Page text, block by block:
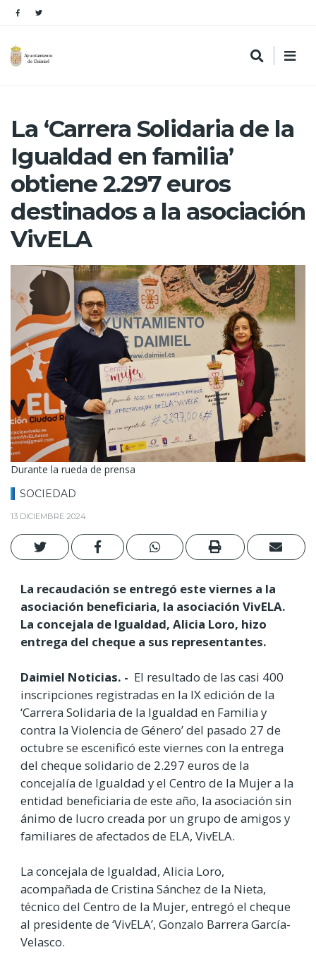
La ‘Carrera Solidaria de la
Igualdad en familia’
obtiene 2.297 euros
destinados a la asociación
VivELA
Durante la rueda de prensa
SOCIEDAD
13 DICIEMBRE 2024
La recaudación se entregó este viernes a la
asociación beneficiaria, la asociación VivELA.
La concejala de Igualdad, Alicia Loro, hizo
entrega del cheque a sus representantes.
Daimiel Noticias. - El resultado de las casi 400
inscripciones registradas en la IX edición de la
‘Carrera Solidaria de la Igualdad en Familia y
contra la Violencia de Género’ del pasado 27 de
octubre se escenificó este viernes con la entrega
del cheque solidario de 2.297 euros de la
concejalía de Igualdad y el Centro de la Mujer a la
entidad beneficiaria de este año, la asociación sin
ánimo de lucro creada por un grupo de amigos y
familiares de afectados de ELA, VivELA.
La concejala de Igualdad, Alicia Loro,
acompañada de Cristina Sánchez de la Nieta,
técnico del Centro de la Mujer, entregó el cheque
al presidente de ‘VivELA’, Gonzalo Barrera García-
Velasco.